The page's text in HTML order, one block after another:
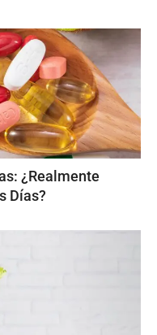
¿Realmente
Días?